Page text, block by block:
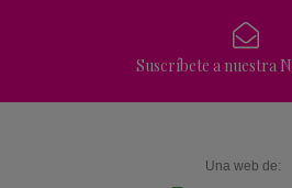
Suscríbete a nuestra
Una web de: